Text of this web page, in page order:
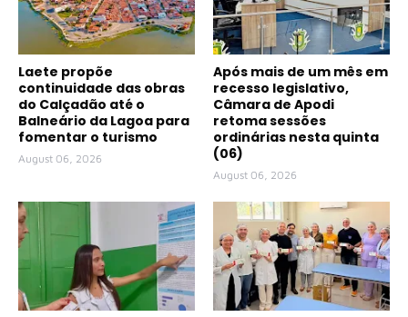
Laete propõe
continuidade das obras
do Calçadão até o
Balneário da Lagoa para
fomentar o turismo
August 06, 2026
Após mais de um mês em
recesso legislativo,
Câmara de Apodi
retoma sessões
ordinárias nesta quinta
(06)
August 06, 2026